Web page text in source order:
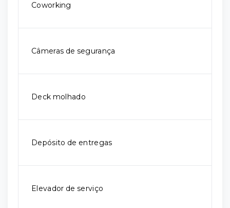
Coworking
Câmeras de segurança
Deck molhado
Depósito de entregas
Elevador de serviço